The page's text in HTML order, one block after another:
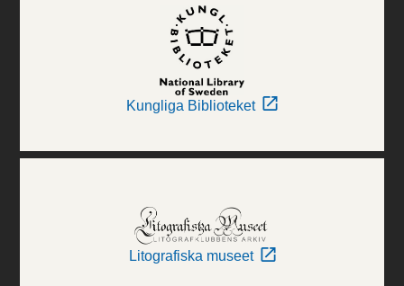
Kungliga Biblioteket
Litografiska museet